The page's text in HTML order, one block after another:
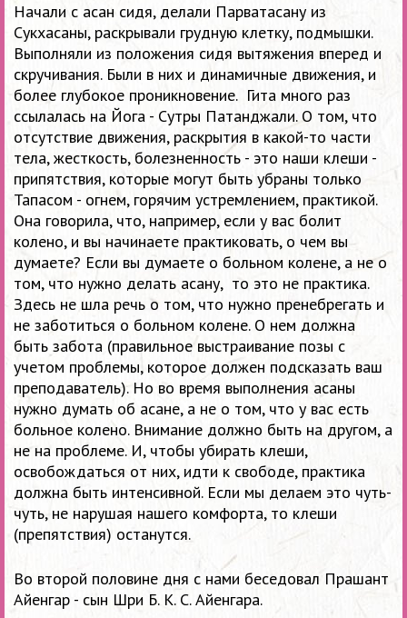
Начали с асан сидя, делали Парватасану из
Сукхасаны, раскрывали грудную клетку, подмышки.
Выполняли из положения сидя вытяжения вперед и
скручивания. Были в них и динамичные движения, и
более глубокое проникновение. Гита много раз
ссылалась на Йога - Сутры Патанджали. О том, что
отсутствие движения, раскрытия в какой-то части
тела, жесткость, болезненность - это наши клеши -
припятствия, которые могут быть убраны только
Тапасом - огнем, горячим устремлением, практикой.
Она говорила, что, например, если у вас болит
колено, и вы начинаете практиковать, о чем вы
думаете? Если вы думаете о больном колене, а не о
том, что нужно делать асану, то это не практика.
Здесь не шла речь о том, что нужно пренебрегать и
не заботиться о больном колене. О нем должна
быть забота (правильное выстраивание позы с
учетом проблемы, которое должен подсказать ваш
преподаватель). Но во время выполнения асаны
нужно думать об асане, а не о том, что у вас есть
больное колено. Внимание должно быть на другом, а
не на проблеме. И, чтобы убирать клеши,
освобождаться от них, идти к свободе, практика
должна быть интенсивной. Если мы делаем это чуть-
чуть, не нарушая нашего комфорта, то клеши
(препятствия) останутся.
Во второй половине дня с нами беседовал Прашант
Айенгар - сын Шри Б. К. С. Айенгара.